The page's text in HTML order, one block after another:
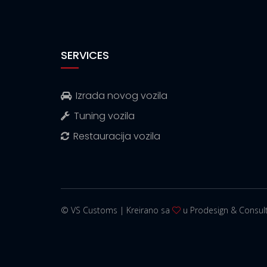
SERVICES
Izrada novog vozila
Tuning vozila
Restauracija vozila
© VS Customs | Kreirano sa u Prodesign &